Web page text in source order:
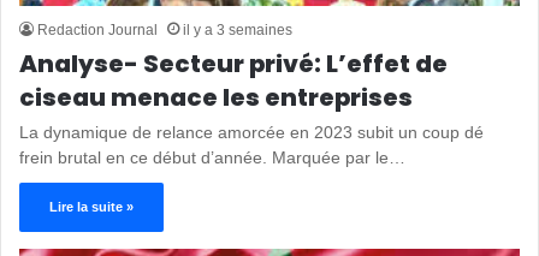
Redaction Journal il y a 3 semaines
Analyse- Secteur privé: L’effet de
ciseau menace les entreprises
La dynamique de relance amorcée en 2023 subit un coup dé
frein brutal en ce début d’année. Marquée par le…
Lire la suite »